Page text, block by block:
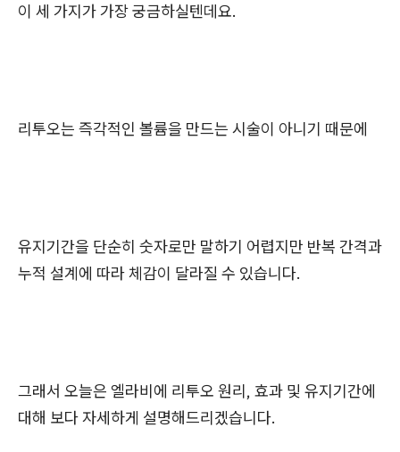
이 세 가지가 가장 궁금하실텐데요.
리투오는 즉각적인 볼륨을 만드는 시술이 아니기 때문에
유지기간을 단순히 숫자로만 말하기 어렵지만 반복 간격과
누적 설계에 따라 체감이 달라질 수 있습니다.
그래서 오늘은 엘라비에 리투오 원리, 효과 및 유지기간에
대해 보다 자세하게 설명해드리겠습니다.